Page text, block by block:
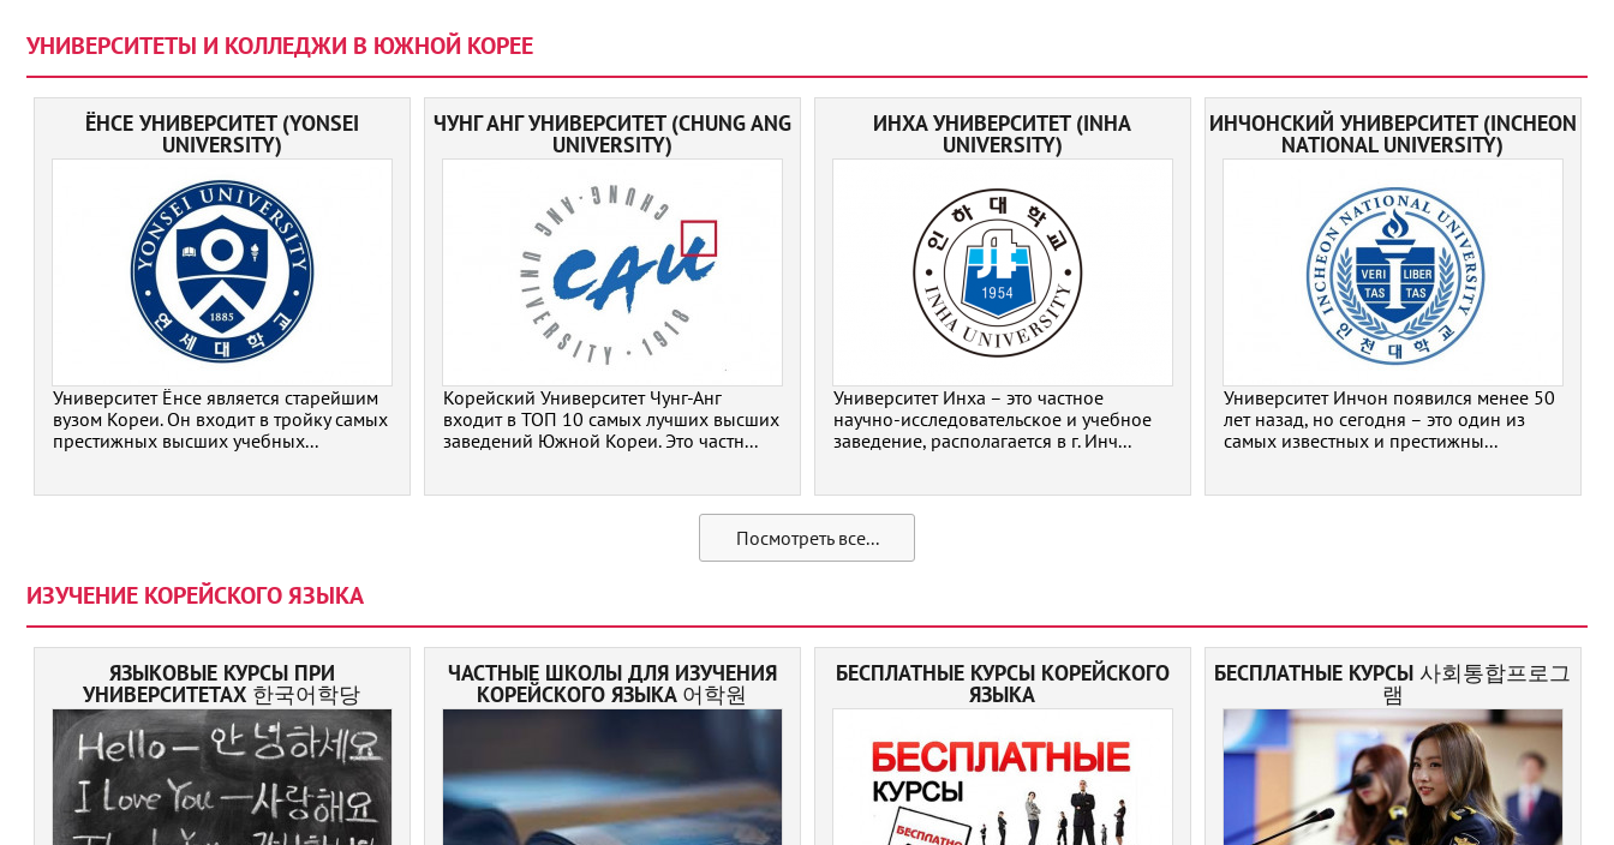
УНИВЕРСИТЕТЫ И КОЛЛЕДЖИ В ЮЖНОЙ КОРЕЕ
ЁНСЕ УНИВЕРСИТЕТ (YONSEI
UNIVERSITY)
Университет Ёнсе является старейшим
вузом Кореи. Он входит в тройку самых
престижных высших учебных...
ЧУНГ АНГ УНИВЕРСИТЕТ (CHUNG ANG
UNIVERSITY)
Корейский Университет Чунг-Анг
входит в ТОП 10 самых лучших высших
заведений Южной Кореи. Это частн...
ИНХА УНИВЕРСИТЕТ (INHA
UNIVERSITY)
Университет Инха – это частное
научно-исследовательское и учебное
заведение, располагается в г. Инч...
ИНЧОНСКИЙ УНИВЕРСИТЕТ (INCHEON
NATIONAL UNIVERSITY)
Университет Инчон появился менее 50
лет назад, но сегодня – это один из
самых известных и престижны...
Посмотреть все...
ИЗУЧЕНИЕ КОРЕЙСКОГО ЯЗЫКА
ЯЗЫКОВЫЕ КУРСЫ ПРИ
УНИВЕРСИТЕТАХ 한국어학당
ЧАСТНЫЕ ШКОЛЫ ДЛЯ ИЗУЧЕНИЯ
КОРЕЙСКОГО ЯЗЫКА 어학원
БЕСПЛАТНЫЕ КУРСЫ КОРЕЙСКОГО
ЯЗЫКА
БЕСПЛАТНЫЕ КУРСЫ 사회통합프로그
램